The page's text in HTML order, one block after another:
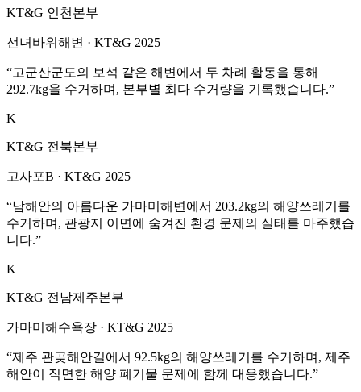
KT&G 인천본부
선녀바위해변 · KT&G 2025
“고군산군도의 보석 같은 해변에서 두 차례 활동을 통해
292.7kg을 수거하며, 본부별 최다 수거량을 기록했습니다.”
K
KT&G 전북본부
고사포B · KT&G 2025
“남해안의 아름다운 가마미해변에서 203.2kg의 해양쓰레기를
수거하며, 관광지 이면에 숨겨진 환경 문제의 실태를 마주했습
니다.”
K
KT&G 전남제주본부
가마미해수욕장 · KT&G 2025
“제주 관곶해안길에서 92.5kg의 해양쓰레기를 수거하며, 제주
해안이 직면한 해양 폐기물 문제에 함께 대응했습니다.”